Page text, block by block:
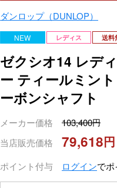
ダンロップ（DUNLOP）
NEW レディス 送料
ゼクシオ14 レデ
ー ティールミン
ーボンシャフト
メーカー価格
103,400
当店販売価格
79,618
ポイント付与 ログインで